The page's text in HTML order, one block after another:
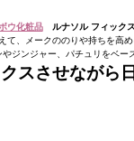
ウ化粧品ルナソル フィックス
て、メークののりや持ちを高
ジンジャー、パチュリをベー
スさせながら